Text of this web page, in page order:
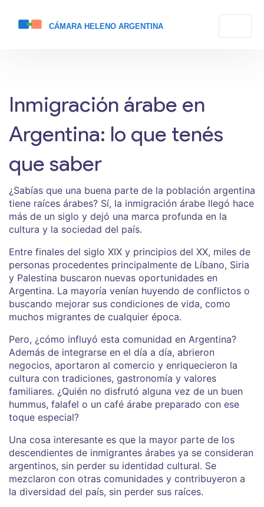
Inmigración árabe en
Argentina: lo que tenés
que saber
¿Sabías que una buena parte de la población argentina
tiene raíces árabes? Sí, la inmigración árabe llegó hace
más de un siglo y dejó una marca profunda en la
cultura y la sociedad del país.
Entre finales del siglo XIX y principios del XX, miles de
personas procedentes principalmente de Líbano, Siria
y Palestina buscaron nuevas oportunidades en
Argentina. La mayoría venían huyendo de conflictos o
buscando mejorar sus condiciones de vida, como
muchos migrantes de cualquier época.
Pero, ¿cómo influyó esta comunidad en Argentina?
Además de integrarse en el día a día, abrieron
negocios, aportaron al comercio y enriquecieron la
cultura con tradiciones, gastronomía y valores
familiares. ¿Quién no disfrutó alguna vez de un buen
hummus, falafel o un café árabe preparado con ese
toque especial?
Una cosa interesante es que la mayor parte de los
descendientes de inmigrantes árabes ya se consideran
argentinos, sin perder su identidad cultural. Se
mezclaron con otras comunidades y contribuyeron a
la diversidad del país, sin perder sus raíces.